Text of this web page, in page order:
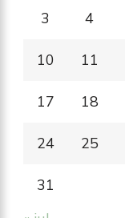
3 4
10 11
17 18
24 25
31